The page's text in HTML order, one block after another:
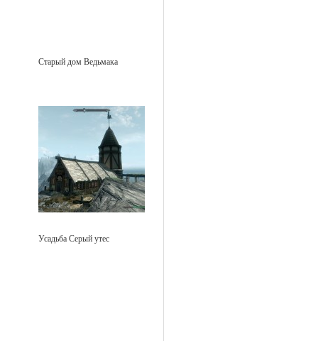
Старый дом Ведьмака
Усадьба Серый утес